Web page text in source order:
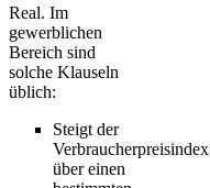
Real. Im
gewerblichen
Bereich sind
solche Klauseln
üblich:
Steigt der
Verbraucherpreisindex
über einen